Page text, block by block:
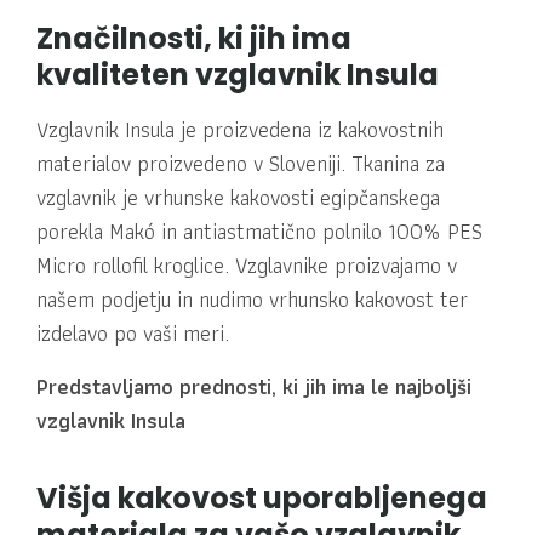
Značilnosti, ki jih ima
kvaliteten vzglavnik Insula
Vzglavnik Insula je proizvedena iz kakovostnih
materialov proizvedeno v Sloveniji. Tkanina za
vzglavnik je vrhunske kakovosti egipčanskega
porekla Makó in antiastmatično polnilo 100% PES
Micro rollofil kroglice. Vzglavnike proizvajamo v
našem podjetju in nudimo vrhunsko kakovost ter
izdelavo po vaši meri.
Predstavljamo prednosti, ki jih ima le najboljši
vzglavnik Insula
Višja kakovost uporabljenega